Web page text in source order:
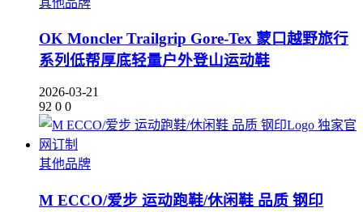
OK Moncler Trailgrip Gore-Tex 蒙口越野旅行
系列低帮厚底轻量户外登山运动鞋
2026-03-21
92 0 0
其他品牌
M ECCO/爱步 运动跑鞋/休闲鞋 品质 钢印